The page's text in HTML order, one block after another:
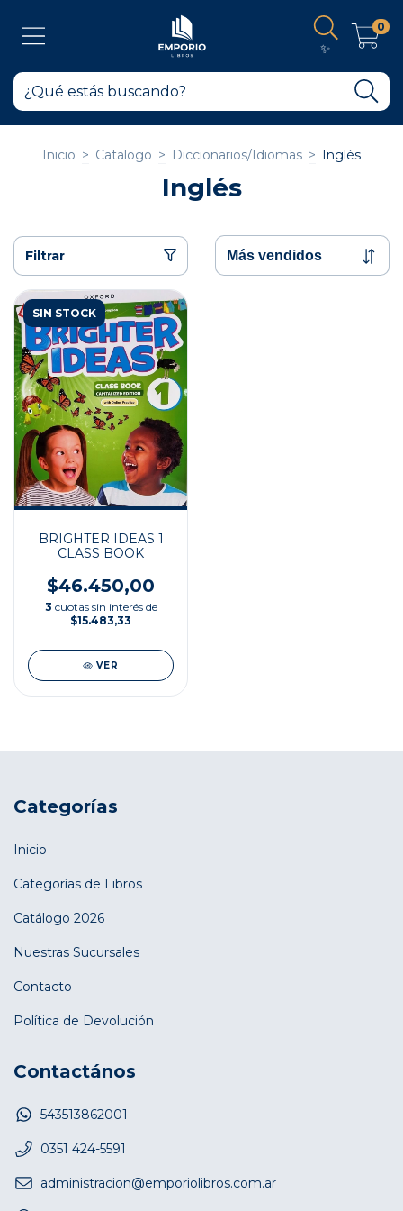
✨
0
Inicio > Catalogo > Diccionarios/Idiomas > Inglés
Inglés
Filtrar
SIN STOCK
BRIGHTER IDEAS 1
CLASS BOOK
$46.450,00
3 cuotas sin interés de
$15.483,33
VER
Categorías
Inicio
Categorías de Libros
Catálogo 2026
Nuestras Sucursales
Contacto
Política de Devolución
Contactános
543513862001
0351 424-5591
administracion@emporiolibros.com.ar